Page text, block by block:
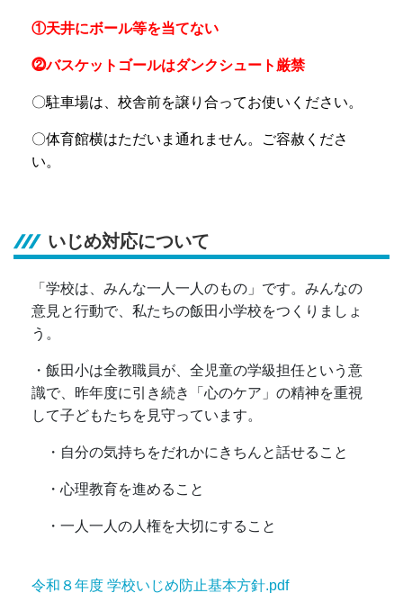
①天井にボール等を当てない
⓶バスケットゴールはダンクシュート厳禁
〇駐車場は、校舎前を譲り合ってお使いください。
〇体育館横はただいま通れません。ご容赦くださ
い。
いじめ対応について
「学校は、みんな一人一人のもの」です。みんなの
意見と行動で、私たちの飯田小学校をつくりましょ
う。
・飯田小は全教職員が、全児童の学級担任という意
識で、昨年度に引き続き「心のケア」の精神を重視
して子どもたちを見守っています。
・自分の気持ちをだれかにきちんと話せること
・心理教育を進めること
・一人一人の人権を大切にすること
令和８年度 学校いじめ防止基本方針.pdf